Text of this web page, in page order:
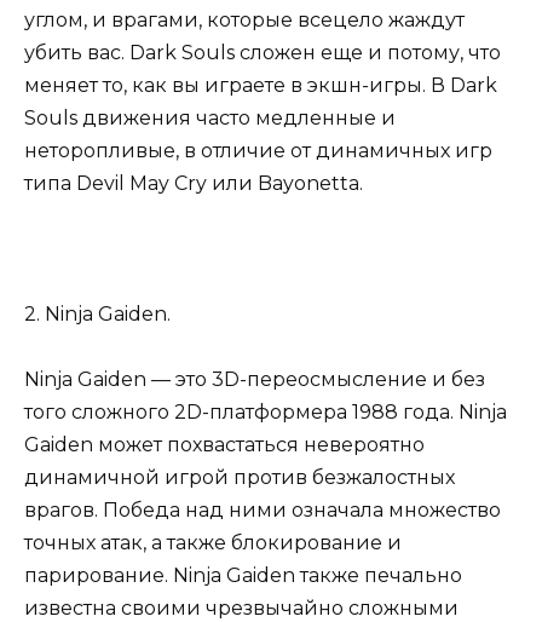
углом, и врагами, которые всецело жаждут
убить вас. Dark Souls сложен еще и потому, что
меняет то, как вы играете в экшн-игры. В Dark
Souls движения часто медленные и
неторопливые, в отличие от динамичных игр
типа Devil May Cry или Bayonetta.
2. Ninja Gaiden.
Ninja Gaiden — это 3D-переосмысление и без
того сложного 2D-платформера 1988 года. Ninja
Gaiden может похвастаться невероятно
динамичной игрой против безжалостных
врагов. Победа над ними означала множество
точных атак, а также блокирование и
парирование. Ninja Gaiden также печально
известна своими чрезвычайно сложными